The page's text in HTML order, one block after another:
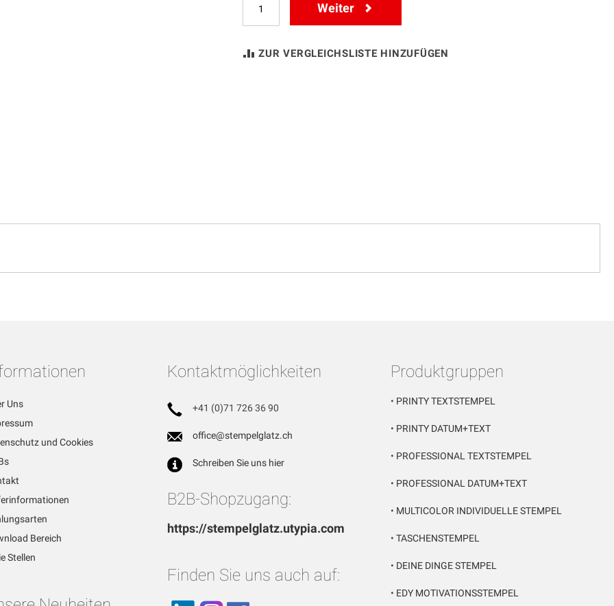
Weiter
ZUR VERGLEICHSLISTE HINZUFÜGEN
Uns
und Cookies
Bereich
Stellen
Kontaktmöglichkeiten
+41 (0)71 726 36 90
office@stempelglatz.ch
Schreiben Sie uns hier
B2B-Shopzugang:
https://stempelglatz.utypia.com
Finden Sie uns auch auf:
Produktgruppen
• PRINTY TEXTSTEMPEL
• PRINTY DATUM+TEXT
• PROFESSIONAL TEXTSTEMPEL
• PROFESSIONAL DATUM+TEXT
• MULTICOLOR INDIVIDUELLE STEMPEL
• TASCHENSTEMPEL
• DEINE DINGE STEMPEL
• EDY MOTIVATIONSSTEMPEL